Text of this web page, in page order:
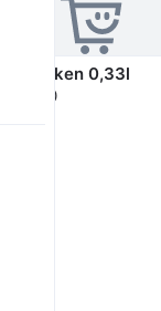
Heineken 0,33l
€ 4,20